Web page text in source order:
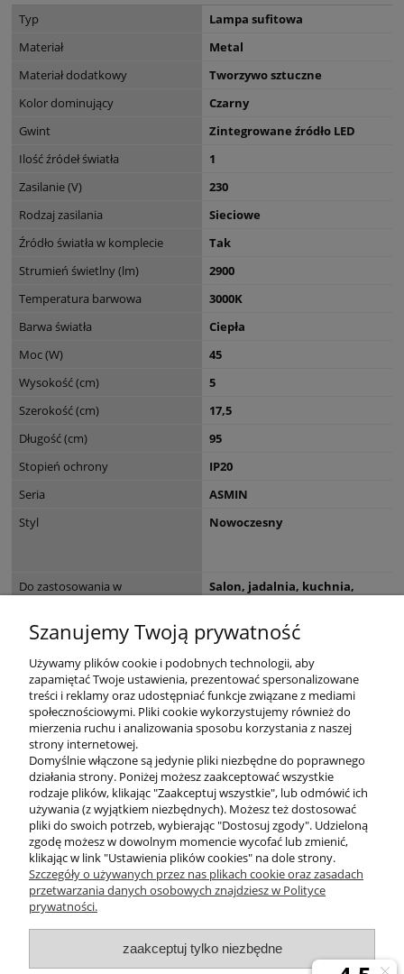
Typ
Lampa sufitowa
Materiał
Metal
Materiał dodatkowy
Tworzywo sztuczne
Kolor dominujący
Czarny
Gwint
Zintegrowane źródło LED
Ilość źródeł światła
1
Zasilanie (V)
230
Rodzaj zasilania
Sieciowe
Źródło światła w komplecie
Tak
Strumień świetlny (lm)
2900
Temperatura barwowa
3000K
Barwa światła
Ciepła
Moc (W)
45
Wysokość (cm)
5
Szerokość (cm)
17,5
Długość (cm)
95
Stopień ochrony
IP20
Seria
ASMIN
Styl
Nowoczesny
Do zastosowania w
Salon, jadalnia, kuchnia,
sypialnia
KONTAKT
DODATKOWE
MOJE KONTO
Szanujemy Twoją prywatność
Używamy plików cookie i podobnych technologii, aby
zapamiętać Twoje ustawienia, prezentować spersonalizowane
treści i reklamy oraz udostępniać funkcje związane z mediami
społecznościowymi. Pliki cookie wykorzystujemy również do
mierzenia ruchu i analizowania sposobu korzystania z naszej
strony internetowej.
Domyślnie włączone są jedynie pliki niezbędne do poprawnego
działania strony. Poniżej możesz zaakceptować wszystkie
rodzaje plików, klikając "Zaakceptuj wszystkie", lub odmówić ich
używania (z wyjątkiem niezbędnych). Możesz też dostosować
pliki do swoich potrzeb, wybierając "Dostosuj zgody". Udzieloną
zgodę możesz w dowolnym momencie wycofać lub zmienić,
klikając w link "Ustawienia plików cookies" na dole strony.
Szczegóły o używanych przez nas plikach cookie oraz zasadach
przetwarzania danych osobowych znajdziesz w Polityce
prywatności.
zaakceptuj tylko niezbędne